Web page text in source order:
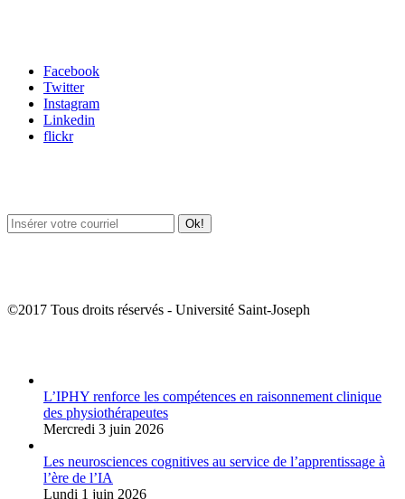
Facebook
Twitter
Instagram
Linkedin
flickr
©2017 Tous droits réservés - Université Saint-Joseph
L’IPHY renforce les compétences en raisonnement clinique
des physiothérapeutes
Mercredi 3 juin 2026
Les neurosciences cognitives au service de l’apprentissage à
l’ère de l’IA
Lundi 1 juin 2026